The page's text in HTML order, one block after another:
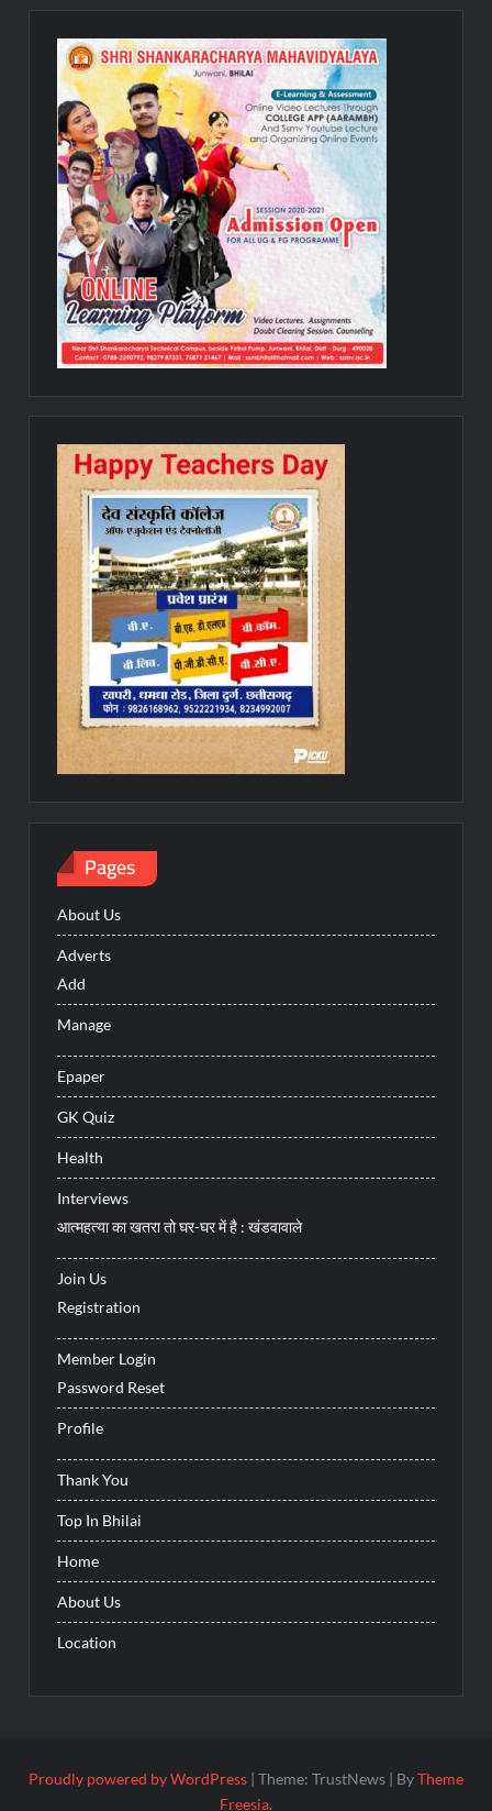
Pages
About Us
Adverts
Add
Manage
Epaper
GK Quiz
Health
Interviews
आत्महत्या का खतरा तो घर-घर में है : खंडवावाले
Join Us
Registration
Member Login
Password Reset
Profile
Thank You
Top In Bhilai
Home
About Us
Location
Proudly powered by WordPress | Theme: TrustNews | ByTheme
Freesia.